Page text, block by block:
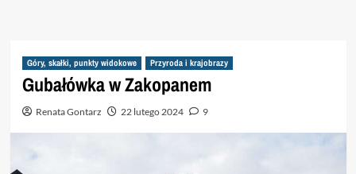
Góry, skałki, punkty widokowe Przyroda i krajobrazy
Gubałówka w Zakopanem
Renata Gontarz 22 lutego 2024 9